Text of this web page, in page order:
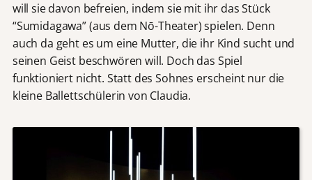
will sie davon befreien, indem sie mit ihr das Stück
“Sumidagawa” (aus dem Nō-Theater) spielen. Denn
auch da geht es um eine Mutter, die ihr Kind sucht und
seinen Geist beschwören will. Doch das Spiel
funktioniert nicht. Statt des Sohnes erscheint nur die
kleine Ballettschülerin von Claudia.